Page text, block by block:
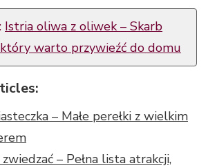
Istria oliwa z oliwek – Skarb
warto przywieźć do domu
– Małe perełki z wielkim
– Pełna lista atrakcji,